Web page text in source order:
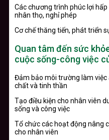
Các chương trình phúc lợi
nhân thọ, nghỉ phép
Cơ chế thăng tiến, phát triển
Quan tâm đến sức
cuộc sống-công việc
Đảm bảo môi trường làm
chất và tinh thần
Tạo điều kiện cho nhân viên
sống và công việc
Tổ chức các hoạt động nâng
cho nhân viên